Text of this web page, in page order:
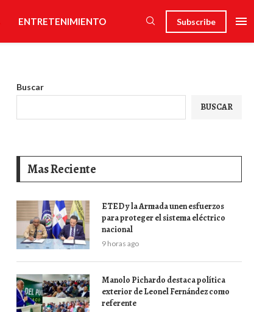
ENTRETENIMIENTO Subscribe
Buscar
BUSCAR
Mas Reciente
ETED y la Armada unen esfuerzos
para proteger el sistema eléctrico
nacional
9 horas ago
Manolo Pichardo destaca política
exterior de Leonel Fernández como
referente